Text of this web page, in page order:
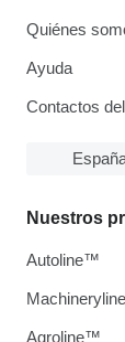
Quiénes
Ayuda
Contactos
Nuestros
Autoline™
Agroline™